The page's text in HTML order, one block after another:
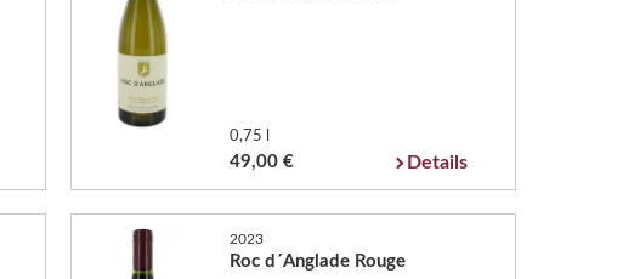
0,75 l
49,00 € Details
2023
Roc d´Anglade Rouge